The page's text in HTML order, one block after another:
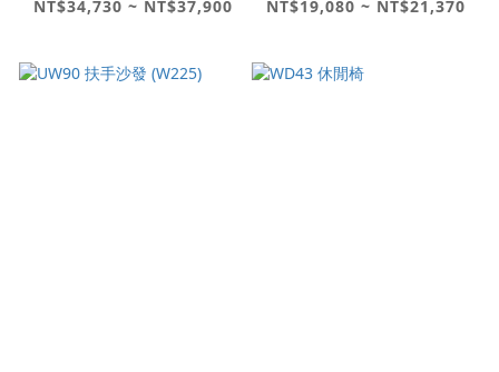
NT$34,730 ~ NT$37,900 NT$19,080 ~ NT$21,370